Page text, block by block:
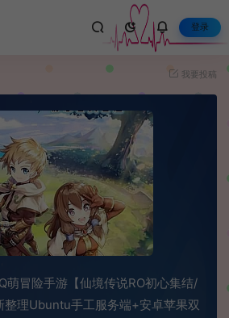
登录
我要投稿
Q萌冒险手游【仙境传说RO初心集结/
整理Ubuntu手工服务端+安卓苹果双